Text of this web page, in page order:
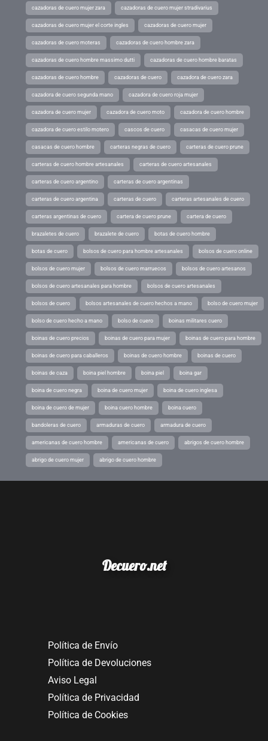
cazadoras de cuero mujer zara cazadoras de cuero mujer stradivarius
cazadoras de cuero mujer el corte ingles cazadoras de cuero mujer
cazadoras de cuero moteras cazadoras de cuero hombre zara
cazadoras de cuero hombre massimo dutti cazadoras de cuero hombre baratas
cazadoras de cuero hombre cazadoras de cuero cazadora de cuero zara
cazadora de cuero segunda mano cazadora de cuero roja mujer
cazadora de cuero mujer cazadora de cuero moto cazadora de cuero hombre
cazadora de cuero estilo motero cascos de cuero casacas de cuero mujer
casacas de cuero hombre carteras negras de cuero carteras de cuero prune
carteras de cuero hombre artesanales carteras de cuero artesanales
carteras de cuero argentino carteras de cuero argentinas
carteras de cuero argentina carteras de cuero carteras artesanales de cuero
carteras argentinas de cuero cartera de cuero prune cartera de cuero
brazaletes de cuero brazalete de cuero botas de cuero hombre
botas de cuero bolsos de cuero para hombre artesanales bolsos de cuero online
bolsos de cuero mujer bolsos de cuero marruecos bolsos de cuero artesanos
bolsos de cuero artesanales para hombre bolsos de cuero artesanales
bolsos de cuero bolsos artesanales de cuero hechos a mano bolso de cuero mujer
bolso de cuero hecho a mano bolso de cuero boinas militares cuero
boinas de cuero precios boinas de cuero para mujer boinas de cuero para hombre
boinas de cuero para caballeros boinas de cuero hombre boinas de cuero
boinas de caza boina piel hombre boina piel boina gar
boina de cuero negra boina de cuero mujer boina de cuero inglesa
boina de cuero de mujer boina cuero hombre boina cuero
bandoleras de cuero armaduras de cuero armadura de cuero
americanas de cuero hombre americanas de cuero abrigos de cuero hombre
abrigo de cuero mujer abrigo de cuero hombre
Decuero.net
Política de Envío
Política de Devoluciones
Aviso Legal
Política de Privacidad
Política de Cookies